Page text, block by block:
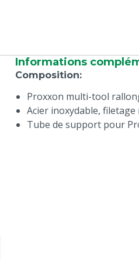
Informations
Composition:
Proxxon multi-tool
Acier inoxydable,
Tube de support pour